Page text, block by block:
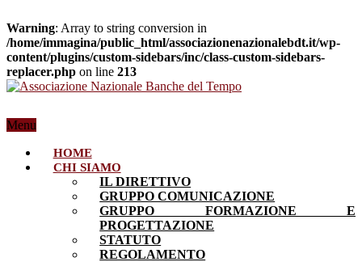
Warning: Array to string conversion in
/home/immagina/public_html/associazionenazionalebdt.it/wp-
content/plugins/custom-sidebars/inc/class-custom-sidebars-
replacer.php on line 213
Menu
HOME
CHI SIAMO
IL DIRETTIVO
GRUPPO COMUNICAZIONE
GRUPPO FORMAZIONE E
PROGETTAZIONE
STATUTO
REGOLAMENTO